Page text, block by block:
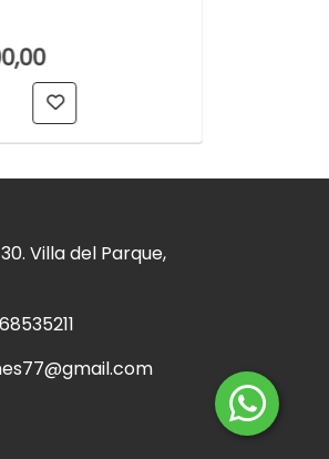
Villa del Parque,